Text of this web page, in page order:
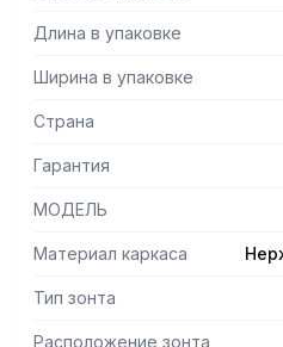
— Поставляется в собранном
Длина в упаковке
Ширина в упаковке
Страна
Гарантия
МОДЕЛЬ
Материал каркаса
Тип зонта
Расположение зонта